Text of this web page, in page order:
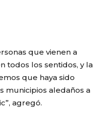
que vienen a
todos los sentidos, y la
que haya sido
municipios aledaños a
agregó.